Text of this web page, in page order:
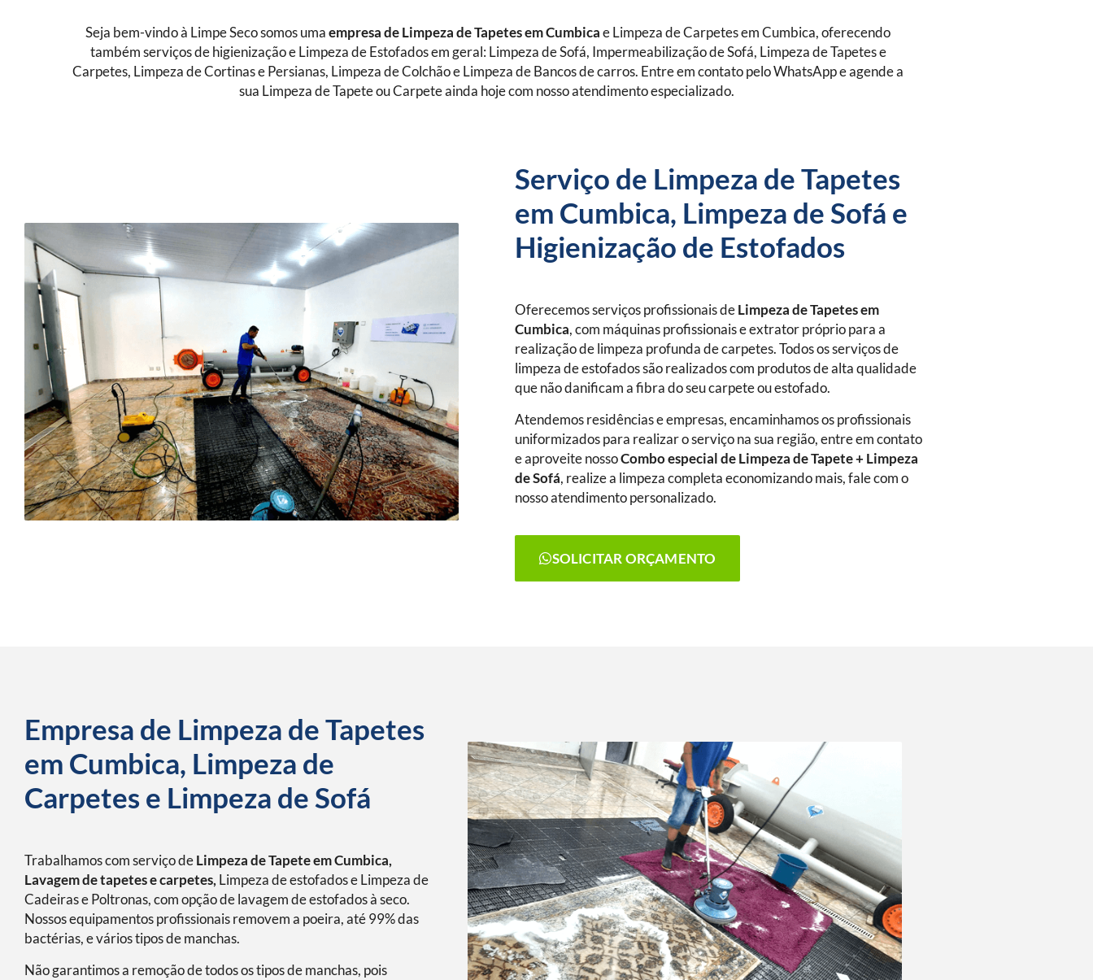
Seja bem-vindo à Limpe Seco somos uma empresa de Limpeza de Tapetesem Cumbica e Limpeza de Carpetes em Cumbica, oferecendo
também serviços de higienização e Limpeza de Estofados em geral: Limpeza de Sofá, Impermeabilização de Sofá, Limpeza de Tapetes e
Carpetes, Limpeza de Cortinas e Persianas, Limpeza de Colchão e Limpeza de Bancos de carros. Entre em contato pelo WhatsApp e agende a
sua Limpeza de Tapete ou Carpete ainda hoje com nosso atendimento especializado.
Serviço de Limpeza de Tapetes
em Cumbica, Limpeza de Sofá e
Higienização de Estofados
Oferecemos serviços profissionais de Limpeza de Tapetesem
Cumbica, com máquinas profissionais e extrator próprio para a
realização de limpeza profunda de carpetes. Todos os serviços de
limpeza de estofados são realizados com produtos de alta qualidade
que não danificam a fibra do seu carpete ou estofado.
Atendemos residências e empresas, encaminhamos os profissionais
uniformizados para realizar o serviço na sua região, entre em contato
e aproveite nossoCombo especial de Limpeza de Tapete + Limpeza
de Sofá, realize a limpeza completa economizando mais, fale com o
nosso atendimento personalizado.
SOLICITAR ORÇAMENTO
Empresa de Limpeza de Tapetes
em Cumbica, Limpeza de
Carpetes e Limpeza de Sofá
Trabalhamos com serviço de Limpeza de Tapete em Cumbica,
Lavagem de tapetes e carpetes, Limpeza de estofados e Limpeza de
Cadeiras e Poltronas, com opção de lavagem de estofados à seco.
Nossos equipamentos profissionais removem a poeira, até 99% das
bactérias, e vários tipos de manchas.
Não garantimos a remoção de todos os tipos de manchas, pois